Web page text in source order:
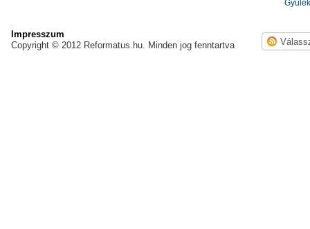
Impresszum
Copyright © 2012 Reformatus.hu. Minden jog fenntartva